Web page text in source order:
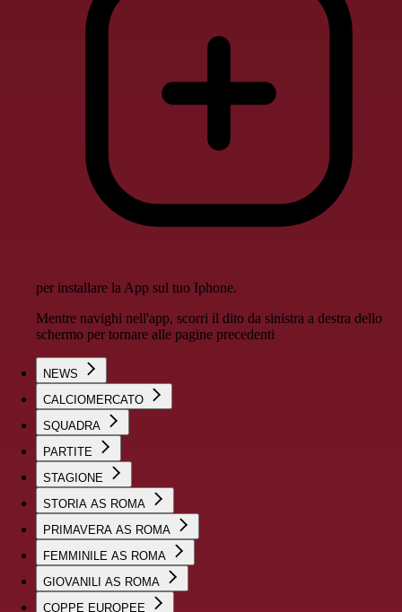
per installare la App sul tuo Iphone.
Mentre navighi nell'app, scorri il dito da sinistra a destra dello
schermo per tornare alle pagine precedenti
NEWS
CALCIOMERCATO
SQUADRA
PARTITE
STAGIONE
STORIA AS ROMA
PRIMAVERA AS ROMA
FEMMINILE AS ROMA
GIOVANILI AS ROMA
COPPE EUROPEE